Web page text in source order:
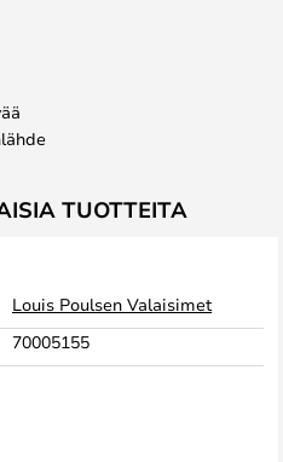
TUOTTEITA
Louis Poulsen Valaisimet
70005155